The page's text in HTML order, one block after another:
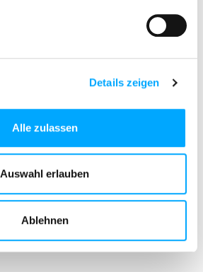
Details zeigen
Alle zulassen
Auswahl erlauben
Ablehnen